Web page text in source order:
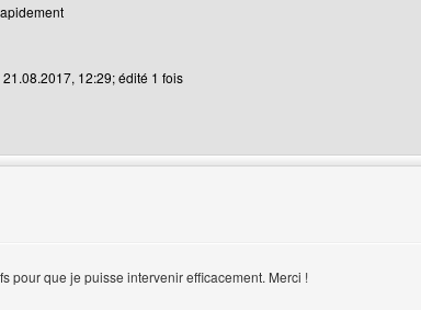
12:29; édité 1 fois
jjjoanna
pour que je puisse intervenir efficacement. Merci !